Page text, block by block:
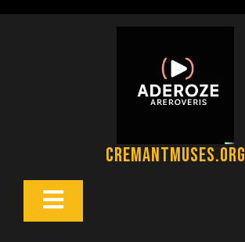
cremantmuses.org
Botón